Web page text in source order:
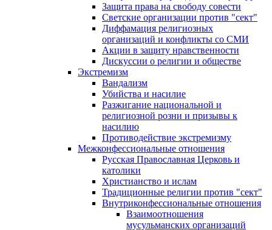
Защита права на свободу совести
Светские организации против "сект"
Диффамация религиозных
организаций и конфликты со СМИ
Акции в защиту нравственности
Дискуссии о религии и обществе
Экстремизм
Вандализм
Убийства и насилие
Разжигание национальной и
религиозной розни и призывы к
насилию
Противодействие экстремизму
Межконфессиональные отношения
Русская Православная Церковь и
католики
Христианство и ислам
Традиционные религии против "сект"
Внутриконфессиональные отношения
Взаимоотношения
мусульманских организаций